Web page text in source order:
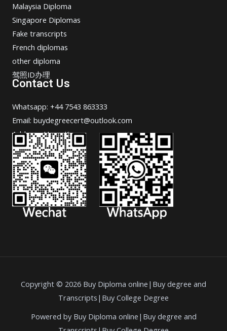
Malaysia Diploma
Singapore Diplomas
Fake transcripts
French diplomas
other diploma
驾照ID办理
Contact Us
Whatsapp: +44 7543 863333
Email: buydegreecert@outlook.com
Address: Hong Kong.
Copyright © 2026 Buy Diploma online|Buy degree and
Transcripts|Buy College Degree
Powered by Buy Diploma online|Buy degree and